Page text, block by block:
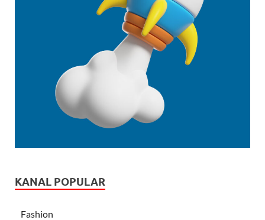
KANAL POPULAR
Fashion